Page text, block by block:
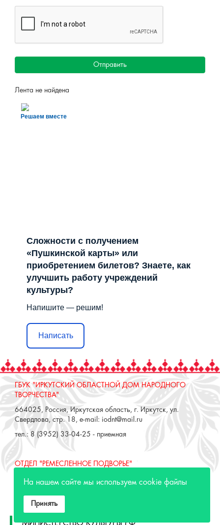
Отправить
Лента не найдена
Решаем вместе
Сложности с получением
«Пушкинской карты» или
приобретением билетов? Знаете, как
улучшить работу учреждений
культуры?
Напишите — решим!
Написать
ГБУК "ИРКУТСКИЙ ОБЛАСТНОЙ ДОМ НАРОДНОГО
ТВОРЧЕСТВА"
664025, Россия, Иркутская область, г. Иркутск, ул.
Свердлова, стр. 18, e-mail: iodnt@mail.ru
тел.: 8 (3952) 33-04-25 - приемная
ОТДЕЛ "РЕМЕСЛЕННОЕ ПОДВОРЬЕ"
664025, Россия, Иркутская область, г. Иркутск, ул. 3 июля,
тел.: 8 (3952) 48-71-30
МИНИСТЕРСТВО КУЛЬТУРЫ РФ
На нашем сайте мы используем cookie файлы
Принять